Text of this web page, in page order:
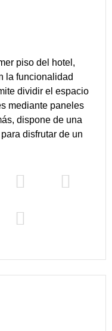
piso del hotel,
la funcionalidad
dividir el espacio
mediante paneles
dispone de una
disfrutar de un